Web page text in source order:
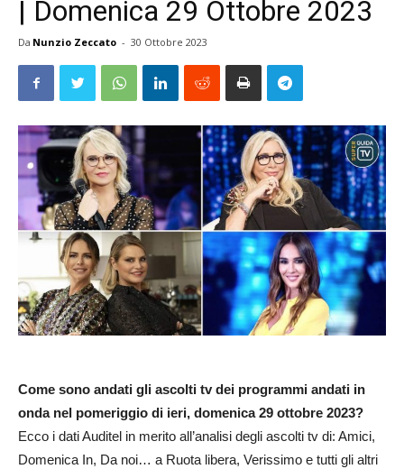
| Domenica 29 Ottobre 2023
Da Nunzio Zeccato - 30 Ottobre 2023
Come sono andati gli ascolti tv dei programmi andati in
onda nel pomeriggio di ieri, domenica 29 ottobre 2023?
Ecco i dati Auditel in merito all’analisi degli ascolti tv di: Amici,
Domenica In, Da noi… a Ruota libera, Verissimo e tutti gli altri